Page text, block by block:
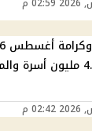
أغسطس لـ4.7 مليون